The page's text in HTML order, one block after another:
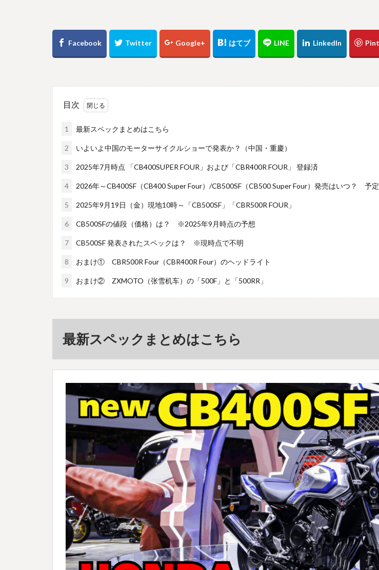
目次
1 最新スペックまとめはこちら
2 いよいよ中国のモーターサイクルショーで発表か？（中国・重慶）
3 2025年7月時点 「CB400SUPER FOUR」および「CBR400R FOUR」 登録済
4 2026年～CB400SF（CB400 Super Four）/CB500SF（CB500 Super Four）発売はいつ？ 予定
5 2025年9月19日（金）現地10時～「CB500SF」「CBR500R FOUR」
6 CB500SFの値段（価格）は？ ※2025年9月時点の予想
7 CB500SF 発表されたスペックは？ ※現時点で不明
8 おまけ① CBR500R Four（CBR400R Four）のヘッドライト
9 おまけ② ZXMOTO（张雪机车）の「500F」と「500RR」
最新スペックまとめはこちら